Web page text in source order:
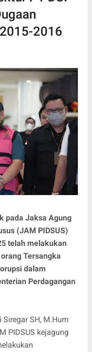
2016
pada Jaksa Agung
(JAM PIDSUS)
telah melakukan
Tersangka
dalam
Perdagangan
SH, M.Hum
PIDSUS kejagung